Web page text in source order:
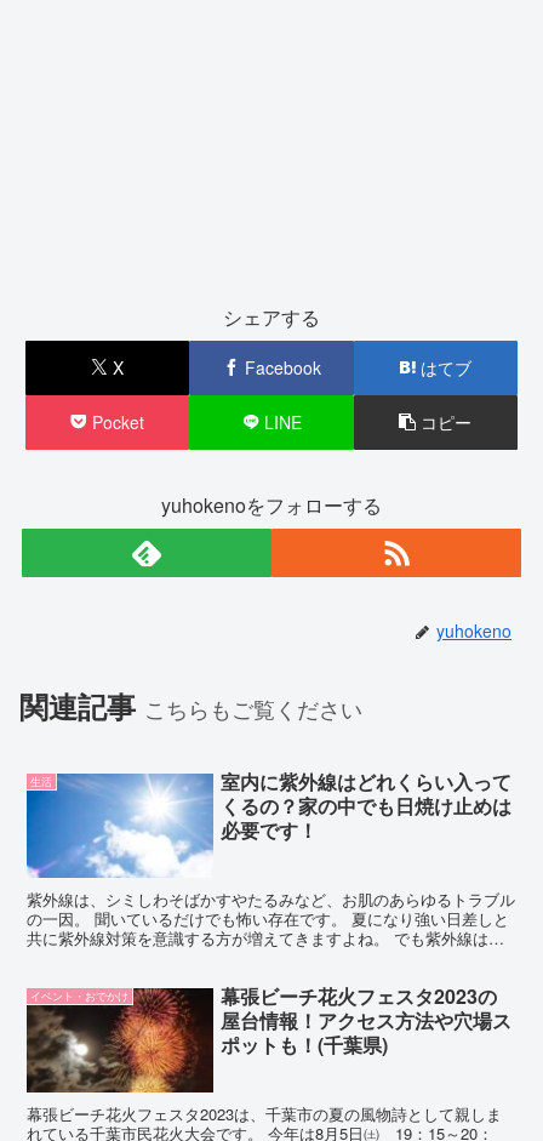
シェアする
X Facebook はてブ
Pocket LINE コピー
yuhokenoをフォローする
yuhokeno
関連記事 こちらもご覧ください
生活
室内に紫外線はどれくらい入って
くるの？家の中でも日焼け止めは
必要です！
紫外線は、シミしわそばかすやたるみなど、お肌のあらゆるトラブル
の一因。 聞いているだけでも怖い存在です。 夏になり強い日差しと
共に紫外線対策を意識する方が増えてきますよね。 でも紫外線は７
イベント・おでかけ
幕張ビーチ花火フェスタ2023の
屋台情報！アクセス方法や穴場ス
ポットも！(千葉県)
幕張ビーチ花火フェスタ2023は、千葉市の夏の風物詩として親しま
れている千葉市民花火大会です。 今年は8月5日㈯ 19：15～20：